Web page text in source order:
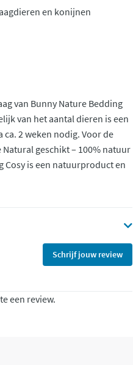
en konijnen
van Bunny Nature Bedding
van het aantal dieren is een
2 weken nodig. Voor de
geschikt – 100% natuur
Cosy is een natuurproduct en
Schrijf jouw review
een review.